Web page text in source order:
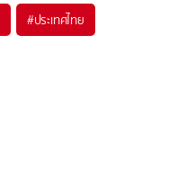
#ประเทศไทย